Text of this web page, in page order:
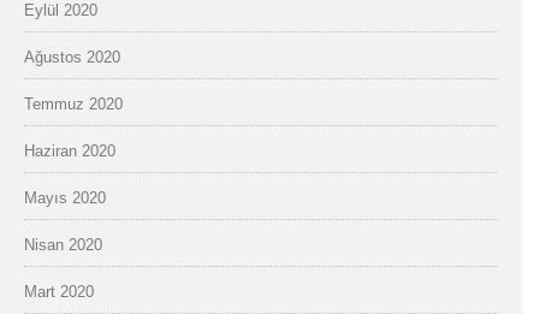
Eylül 2020
Ağustos 2020
Temmuz 2020
Haziran 2020
Mayıs 2020
Nisan 2020
Mart 2020